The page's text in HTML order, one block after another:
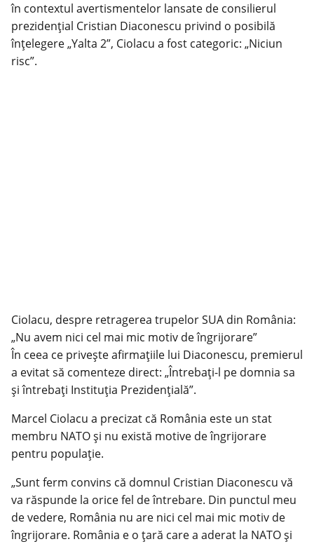
în contextul avertismentelor lansate de consilierul
prezidențial Cristian Diaconescu privind o posibilă
înțelegere „Yalta 2”, Ciolacu a fost categoric: „Niciun
risc”.
Ciolacu, despre retragerea trupelor SUA din România:
„Nu avem nici cel mai mic motiv de îngrijorare”
În ceea ce privește afirmațiile lui Diaconescu, premierul
a evitat să comenteze direct: „Întrebați-l pe domnia sa
și întrebați Instituția Prezidențială”.
Marcel Ciolacu a precizat că România este un stat
membru NATO și nu există motive de îngrijorare
pentru populație.
„Sunt ferm convins că domnul Cristian Diaconescu vă
va răspunde la orice fel de întrebare. Din punctul meu
de vedere, România nu are nici cel mai mic motiv de
îngrijorare. România e o țară care a aderat la NATO și